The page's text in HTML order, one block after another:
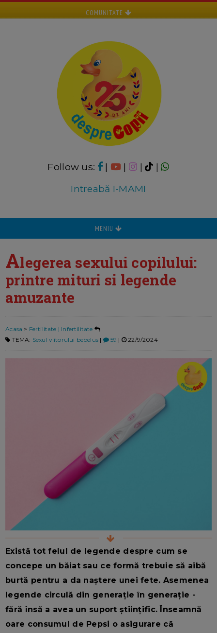
COMUNITATE
Follow us: | | |
|
Intreabă I-MAMI
MENIU
Alegerea sexului copilului:
printre mituri si legende
amuzante
Acasa > Fertilitate | Infertilitate
TEMA: Sexul viitorului bebelus| 59 | 22/9/2024
Există tot felul de legende despre cum se
concepe un băiat sau ce formă trebuie să aibă
burtă pentru a da naștere unei fete. Asemenea
legende circulă din generație în generație -
fără însă a avea un suport științific. Înseamnă
oare consumul de Pepsi o asigurare că